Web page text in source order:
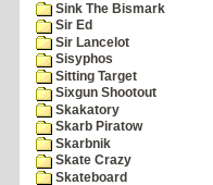
Sink The Bismark
Sir Ed
Sir Lancelot
Sisyphos
Sitting Target
Sixgun Shootout
Skakatory
Skarb Piratow
Skarbnik
Skate Crazy
Skateboard